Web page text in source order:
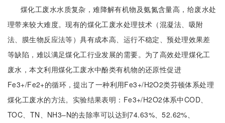
煤化工废水水质复杂，难降解有机物及氨氮含量高，给废水处
理带来较大难度。现有的煤化工废水处理技术（混凝法、吸附
法、膜生物反应法等）具有成本高、运行不稳定、预处理效果差
等缺陷，难以满足煤化工行业发展的需要。为了高效处理煤化工
废水，本文利用煤化工废水中酚类有机物的还原性促进
Fe3+/Fe2+的循环，提出了一种利用Fe3+/H2O2类芬顿体系处理
煤化工废水的方法。实验结果表明：Fe3+/H2O2体系中COD、
TOC、TN、NH3–N的去除率可以达到74.63%、52.62%、